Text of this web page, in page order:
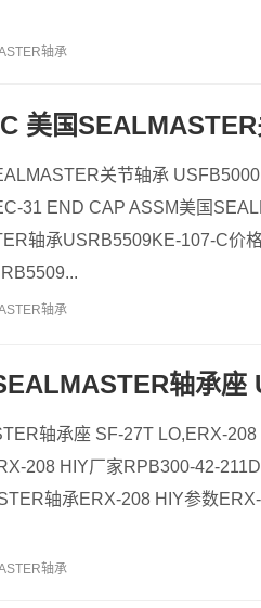
轴承
美国
关节轴承
31 END CAP ASSM美国
轴承USRB5509KE-107-C价
轴承
轴承座
轴承座 SF-27T LO,ERX-
208 HIY厂家RPB300-42-
轴承ERX-208 HIY参数
轴承